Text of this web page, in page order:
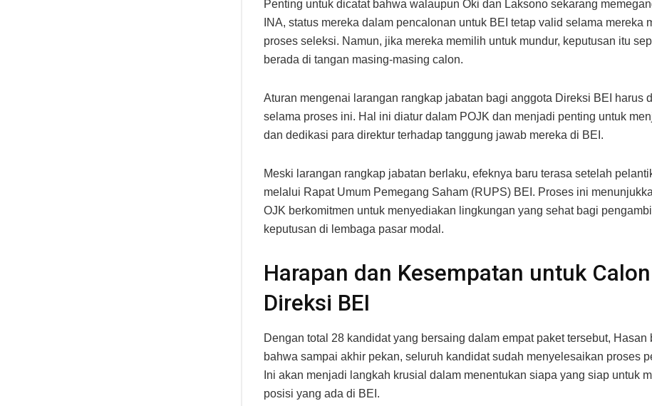
Penting untuk dicatat bahwa walaupun Oki dan Laksono sekarang
INA, status mereka dalam pencalonan untuk BEI tetap valid selama mereka
proses seleksi. Namun, jika mereka memilih untuk mundur, keputusan itu
berada di tangan masing-masing calon.
Aturan mengenai larangan rangkap jabatan bagi anggota Direksi BEI harus
selama proses ini. Hal ini diatur dalam POJK dan menjadi penting untuk
dan dedikasi para direktur terhadap tanggung jawab mereka di BEI.
Meski larangan rangkap jabatan berlaku, efeknya baru terasa setelah
melalui Rapat Umum Pemegang Saham (RUPS) BEI. Proses ini
OJK berkomitmen untuk menyediakan lingkungan yang sehat bagi
keputusan di lembaga pasar modal.
Harapan dan Kesempatan untuk Calon
Direksi BEI
Dengan total 28 kandidat yang bersaing dalam empat paket tersebut, Hasan
bahwa sampai akhir pekan, seluruh kandidat sudah menyelesaikan proses
Ini akan menjadi langkah krusial dalam menentukan siapa yang siap untuk
posisi yang ada di BEI.